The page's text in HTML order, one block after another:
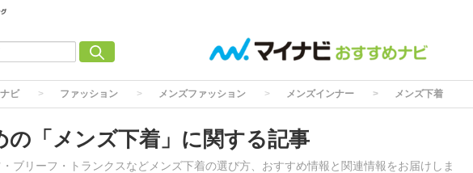
ビ ファッション メンズファッション メンズインナー メンズ下着
の「メンズ下着」に関する記事
ブリーフ・トランクスなどメンズ下着の選び方、おすすめ情報と関連情報をお届けしま